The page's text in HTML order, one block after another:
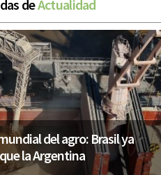
deActualidad
del agro: Brasil ya
la Argentina